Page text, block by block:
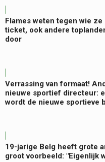
Flames weten tegen wie ze
ticket, ook andere
door
Verrassing van formaat!
nieuwe sportief directeur:
wordt de nieuwe sportieve
19-jarige Belg heeft grote
groot voorbeeld: "Eigenlijk